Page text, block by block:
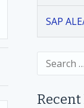
SAP
c
Recent